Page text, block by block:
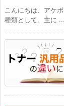
こんにちは、アケ
種類として、主に ...